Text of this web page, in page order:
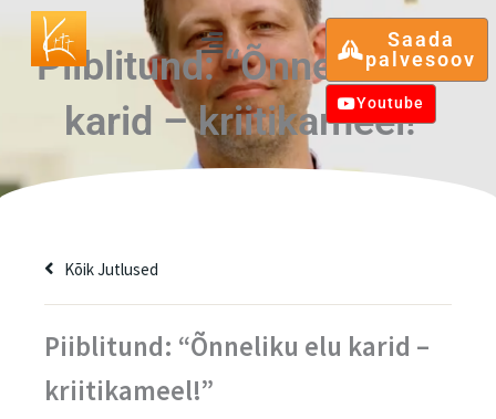
content
Menu
Youtube
Saada
palvesoov
Piiblitund: “Õnneliku elu
karid – kriitikameel!”
Kõik Jutlused
Piiblitund: “Õnneliku elu karid –
kriitikameel!”